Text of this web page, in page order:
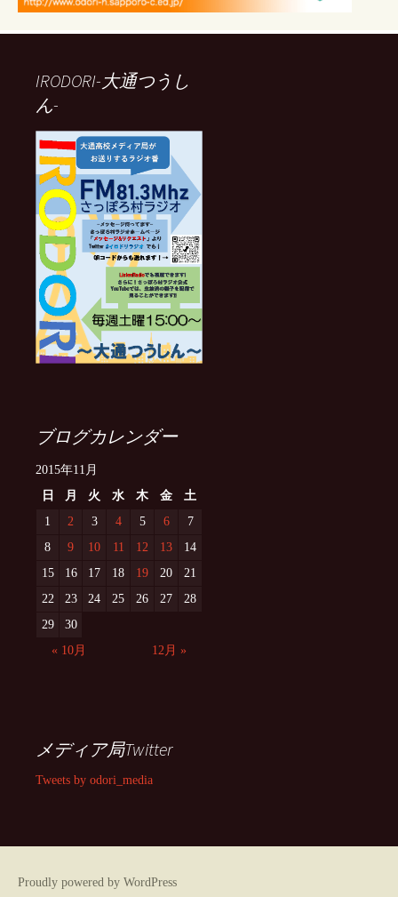
IRODORI-大通つうし
ん-
ブログカレンダー
2015年11月
日
月 火 水 木 金
土
1
2 3 4 5 6
7
8
9 10 11 12 13
14
15
16 17 18 19 20
21
22
23 24 25 26 27
28
29
30
« 10月
12月 »
メディア局Twitter
Tweets by odori_media
Proudly powered by WordPress